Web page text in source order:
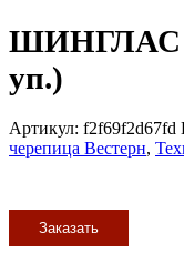
ШИНГЛАС
уп.)
Артикул: f2f69f2d67fd
черепица Вестерн,
Заказать